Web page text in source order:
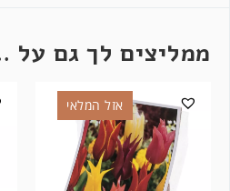
ממליצים לך גם על
אזל המלאי